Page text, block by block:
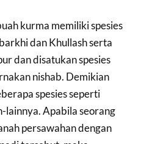
kurma memiliki spesies
dan Khullash serta
dan disatukan spesies
nishab. Demikian
spesies seperti
lainnya. Apabila seorang
persawahan dengan